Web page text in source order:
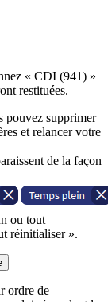
« CDI (941) »
restituées.
pouvez supprimer
et relancer votre
de la façon
ou tout
réinitialiser ».
ordre de